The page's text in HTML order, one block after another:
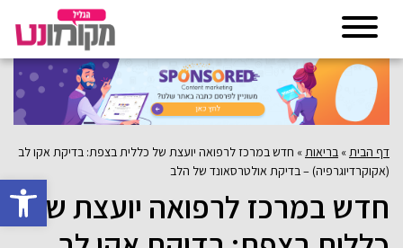
פתח
דף הבית » בריאות » חדש במרכז לרפואה יועצת של כללית בצפת: בדיקת אקו לב
(אקוקרדיוגרפיה) – בדיקת אולטרסאונד של הלב
חדש במרכז לרפואה יועצת של